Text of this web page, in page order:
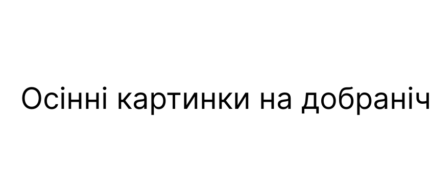
Осінні картинки на добраніч